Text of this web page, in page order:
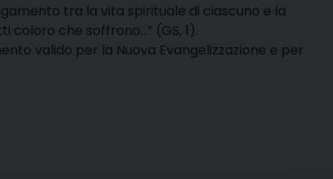
tra la vita spirituale di ciascuno e la
coloro che soffrono…” (GS, 1).
valido per la Nuova Evangelizzazione e per